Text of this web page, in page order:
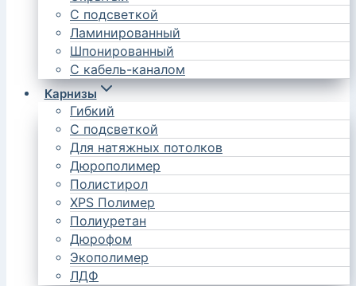
С подсветкой
Ламинированный
Шпонированный
С кабель-каналом
Карнизы
Гибкий
С подсветкой
Для натяжных потолков
Дюрополимер
Полистирол
XPS Полимер
Полиуретан
Дюрофом
Экополимер
ЛДФ